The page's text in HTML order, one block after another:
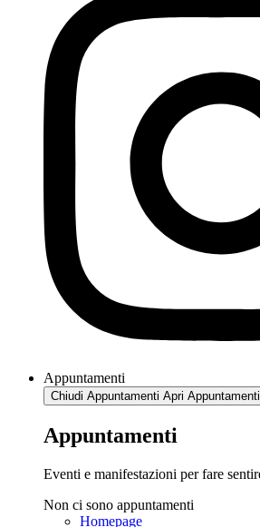
Appuntamenti
Chiudi Appuntamenti Apri Appuntamenti
Appuntamenti
Eventi e manifestazioni per fare
Non ci sono appuntamenti
Homepage